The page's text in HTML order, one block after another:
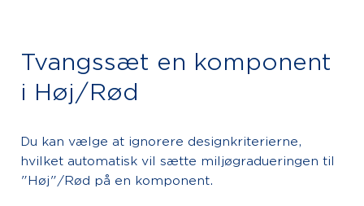
Tvangssæt en komponent
i Høj/Rød
Du kan vælge at ignorere designkriterierne,
hvilket automatisk vil sætte miljøgradueringen til
"Høj"/Rød på en komponent.